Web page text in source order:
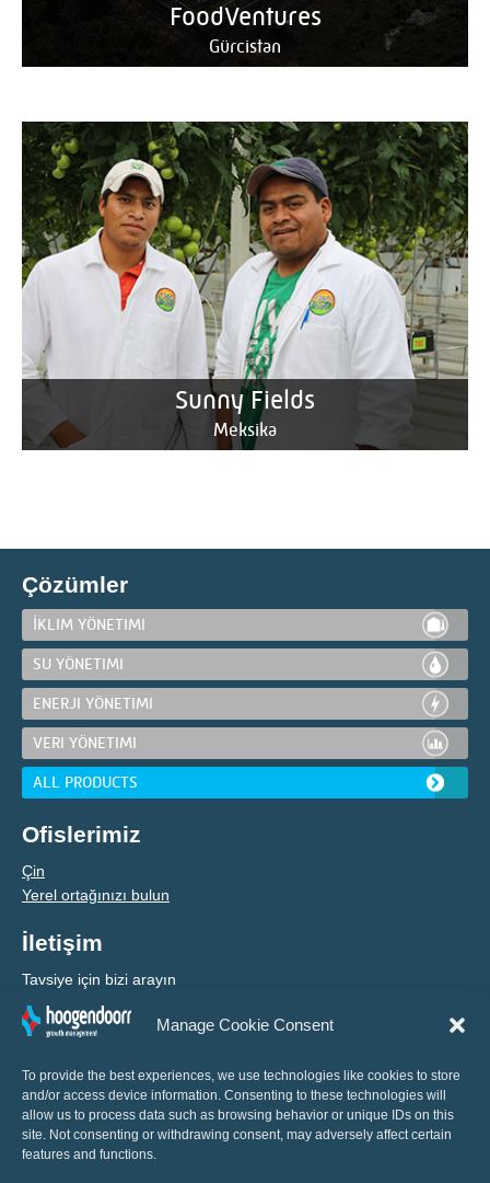
Manage Cookie Consent
To provide the best experiences, we use technologies like cookies to store
and/or access device information. Consenting to these technologies will
allow us to process data such as browsing behavior or unique IDs on this
site. Not consenting or withdrawing consent, may adversely affect certain
features and functions.
FoodVentures
Gürcistan
Sunny Fields
Meksika
Çözümler
İKLIM YÖNETIMI
SU YÖNETIMI
ENERJI YÖNETIMI
VERI YÖNETIMI
ALL PRODUCTS
Ofislerimiz
Çin
Yerel ortağınızı bulun
İletişim
Tavsiye için bizi arayın
+31 (0) 10 460 80 80